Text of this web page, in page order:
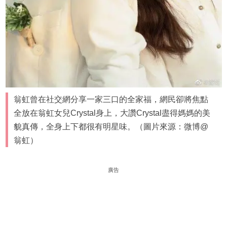
翁虹曾在社交網分享一家三口的全家福，網民卻將焦點
全放在翁虹女兒Crystal身上，大讚Crystal盡得媽媽的美
貌真傳，全身上下都很有明星味。（圖片來源：微博@
翁虹）
廣告